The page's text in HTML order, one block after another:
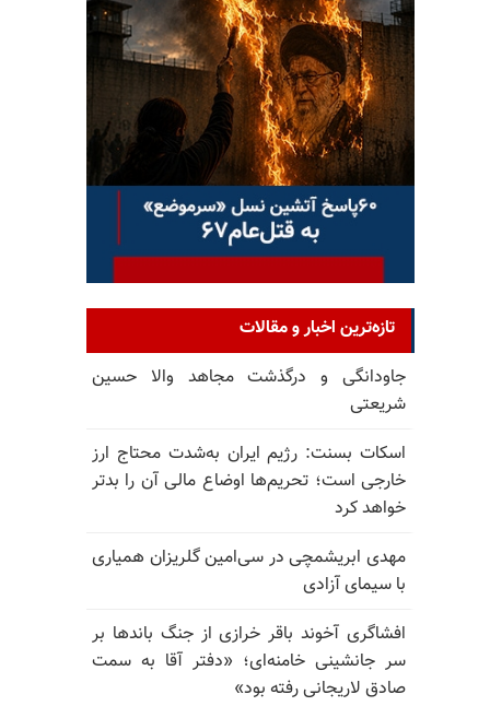
تازه‌ترین اخبار و مقالات
جاودانگی و درگذشت مجاهد والا حسین
شریعتی
اسکات بسنت: رژیم ایران به‌شدت محتاج ارز
خارجی است؛ تحریم‌ها اوضاع مالی آن را بدتر
خواهد کرد
مهدی ابریشمچی در سی‌امین گلریزان همیاری
با سیمای آزادی
افشاگری آخوند باقر خرازی از جنگ باندها بر
سر جانشینی خامنه‌ای؛ «دفتر آقا به سمت
صادق لاریجانی رفته بود»